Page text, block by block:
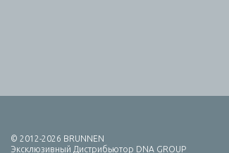
© 2012-2026 BRUNNEN
Эксклюзивный Дистрибьютор DNA GROUP